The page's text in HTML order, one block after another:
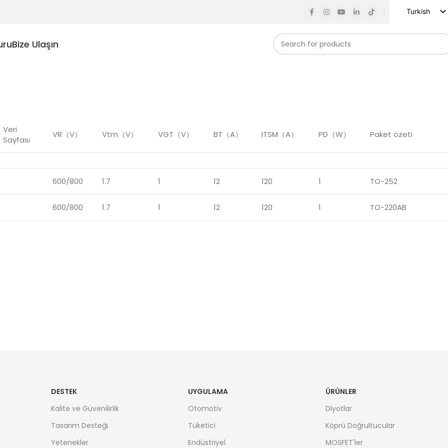
Turkish
Bize Ulaşın
Veri
Sayfası
VR（V） Vtm（V） VGT（V） BT（A） ITSM（A） PD（W） Paket özeti
600/800 1.7 1 12 120 1 TO-252
600/800 1.7 1 12 120 1 TO-220AB
DESTEK
Kalite ve Güvenilirlik
Tasarım Desteği
Yetenekler
UYGULAMA
Otomotiv
Tüketici
Endüstriyel
ÜRÜNLER
Diyotlar
Köprü Doğrultucular
MOSFET'ler